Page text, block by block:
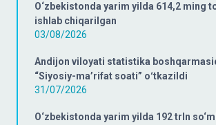
O‘zbekistonda yarim yilda 614,2 ming
ishlab chiqarilgan
03/08/2026
Andijon viloyati statistika
“Siyosiy-ma’rifat soati” oʻtkazildi
31/07/2026
O‘zbekistonda yarim yilda 192 trln